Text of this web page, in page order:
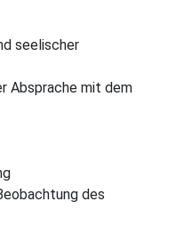
seelischer
Absprache mit dem
des